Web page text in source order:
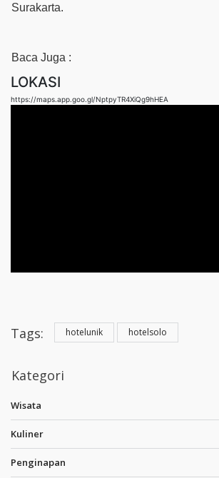
Surakarta.
Baca Juga :
LOKASI
https://maps.app.goo.gl/NptpyTR4XiQg9hHEA
Tags: hotelunik hotelsolo
Kategori
Wisata
Kuliner
Penginapan